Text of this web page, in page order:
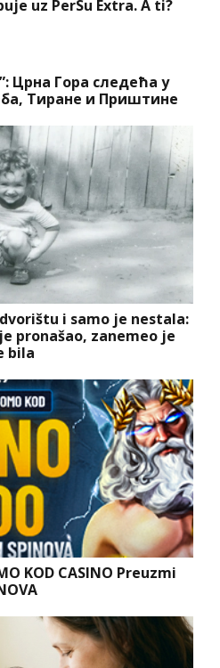
uz PerSu Extra. A ti?
Црна Гора следећа у
Тиране и Приштине
i samo je nestala:
pronašao, zanemeo je
bila
KOD CASINO Preuzmi